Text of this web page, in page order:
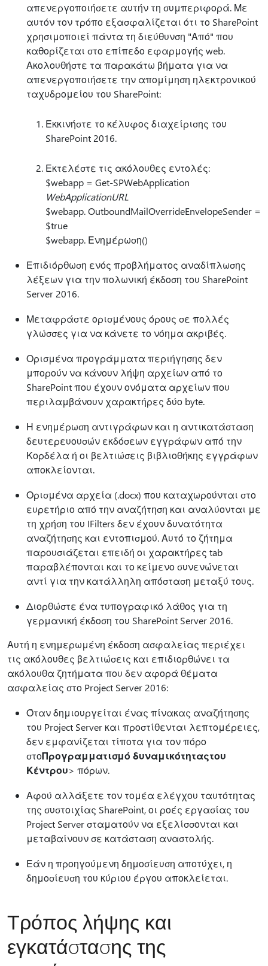
απενεργοποιήσετε αυτήν τη συμπεριφορά. Με
αυτόν τον τρόπο εξασφαλίζεται ότι το SharePoint
χρησιμοποιεί πάντα τη διεύθυνση "Από" που
καθορίζεται στο επίπεδο εφαρμογής web.
Ακολουθήστε τα παρακάτω βήματα για να
απενεργοποιήσετε την απομίμηση ηλεκτρονικού
ταχυδρομείου του SharePoint:
Εκκινήστε το κέλυφος διαχείρισης του
SharePoint 2016.
Εκτελέστε τις ακόλουθες εντολές:
$webapp = Get-SPWebApplication
WebApplicationURL
$webapp. OutboundMailOverrideEnvelopeSender =
$true
$webapp. Ενημέρωση()
Επιδιόρθωση ενός προβλήματος αναδίπλωσης
λέξεων για την πολωνική έκδοση του SharePoint
Server 2016.
Μεταφράστε ορισμένους όρους σε πολλές
γλώσσες για να κάνετε το νόημα ακριβές.
Ορισμένα προγράμματα περιήγησης δεν
μπορούν να κάνουν λήψη αρχείων από το
SharePoint που έχουν ονόματα αρχείων που
περιλαμβάνουν χαρακτήρες δύο byte.
Η ενημέρωση αντιγράφων και η αντικατάσταση
δευτερευουσών εκδόσεων εγγράφων από την
Κορδέλα ή οι βελτιώσεις βιβλιοθήκης εγγράφων
αποκλείονται.
Ορισμένα αρχεία (.docx) που καταχωρούνται στο
ευρετήριο από την αναζήτηση και αναλύονται με
τη χρήση του IFilters δεν έχουν δυνατότητα
αναζήτησης και εντοπισμού. Αυτό το ζήτημα
παρουσιάζεται επειδή οι χαρακτήρες tab
παραβλέπονται και το κείμενο συνενώνεται
αντί για την κατάλληλη απόσταση μεταξύ τους.
Διορθώστε ένα τυπογραφικό λάθος για τη
γερμανική έκδοση του SharePoint Server 2016.
Αυτή η ενημερωμένη έκδοση ασφαλείας περιέχει
τις ακόλουθες βελτιώσεις και επιδιορθώνει τα
ακόλουθα ζητήματα που δεν αφορά θέματα
ασφαλείας στο Project Server 2016:
Όταν δημιουργείται ένας πίνακας αναζήτησης
του Project Server και προστίθενται λεπτομέρειες,
δεν εμφανίζεται τίποτα για τον πόρο
στοΠρογραμματισμό δυναμικότηταςτου
Κέντρου> πόρων.
Αφού αλλάξετε τον τομέα ελέγχου ταυτότητας
της συστοιχίας SharePoint, οι ροές εργασίας του
Project Server σταματούν να εξελίσσονται και
μεταβαίνουν σε κατάσταση αναστολής.
Εάν η προηγούμενη δημοσίευση αποτύχει, η
δημοσίευση του κύριου έργου αποκλείεται.
Τρόπος λήψης και
εγκατάστασης της